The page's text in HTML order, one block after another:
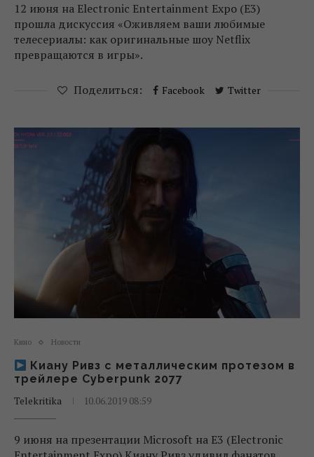
12 июня на Electronic Entertainment Expo (E3)
прошла дискуссия «Оживляем ваши любимые
телесериалы: как оригинальные шоу Netflix
превращаются в игры».
Поделиться: Facebook Twitter
Кино Новости
Киану Ривз с металлическим протезом в
трейлере Cyberpunk 2077
Telekritika
10.06.2019 08:59
9 июня на презентации Microsoft на Е3 (Electronic